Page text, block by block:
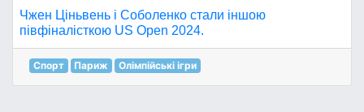
Чжен Ціньвень і Соболенко стали іншою
півфіналісткою US Open 2024.
Спорт Париж Олімпійські ігри